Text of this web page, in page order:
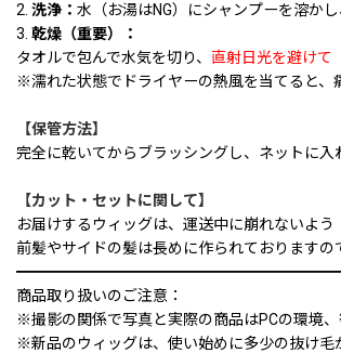
2. 洗浄： 水（お湯はNG）にシャンプーを溶か
3. 乾燥（重要）：
タオルで包んで水気を切り、 直射日光を避けて
※濡れた状態でドライヤーの熱風を当てると、
【保管方法】
完全に乾いてからブラッシングし、ネットに入
【カット・セットに関して】
お届けするウィッグは、運送中に崩れないよう
前髪やサイドの髪は長めに作られております
商品取り扱いのご注意：
※撮影の関係で写真と実際の商品はPCの環境
※新品のウィッグは、使い始めに多少の抜け毛